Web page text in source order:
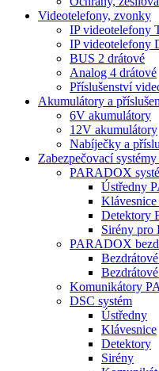
Videotelefony, zvonky
IP videotelefony
IP videotelefony
BUS 2 drátové
Analog 4 drátové
Příslušenství
Akumulátory a
6V akumulátory
12V akumulátory
Nabíječky a
Zabezpečovací
PARADOX
Ústředny
Detektory
Sirény pro
PARADOX
Komunikátory
DSC systém
Ústředny
Klávesnice
Detektory
Sirény